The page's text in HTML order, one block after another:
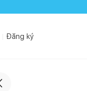
Đăng ký